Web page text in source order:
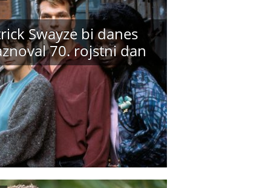
Swayze bi danes
70. rojstni dan